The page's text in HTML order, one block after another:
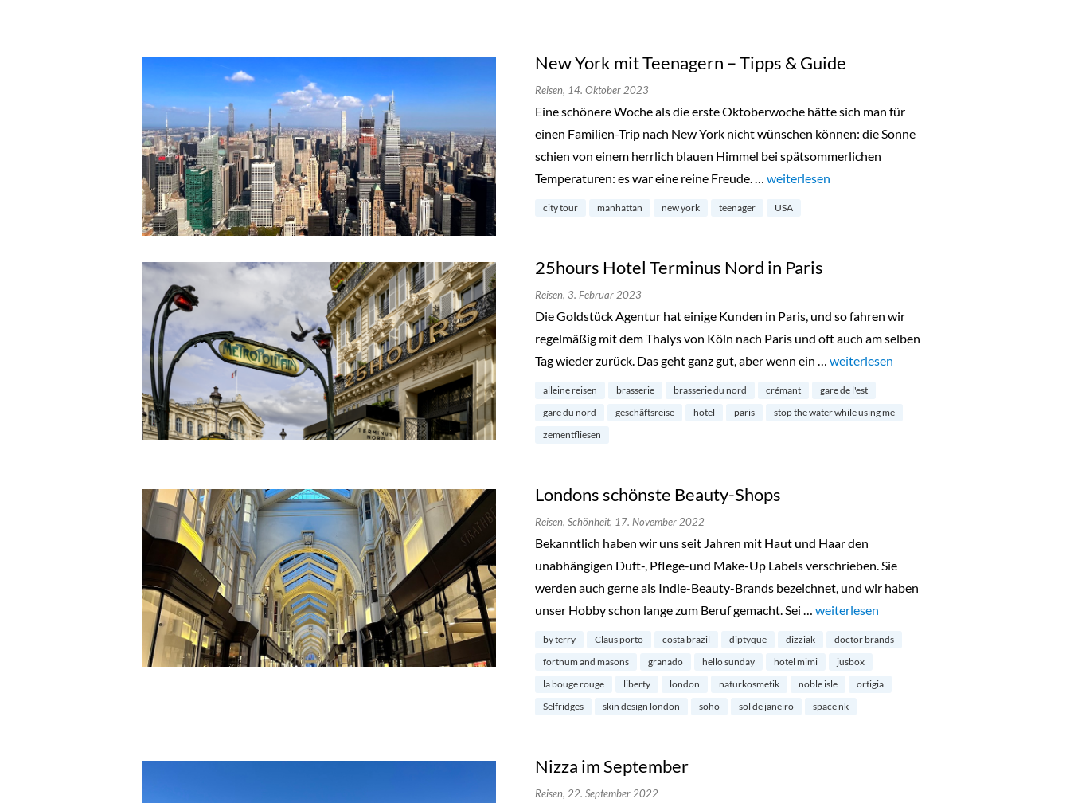
New York mit Teenagern – Tipps & Guide
Reisen, 14. Oktober 2023
Eine schönere Woche als die erste Oktoberwoche hätte sich man für
einen Familien-Trip nach New York nicht wünschen können: die Sonne
schien von einem herrlich blauen Himmel bei spätsommerlichen
Temperaturen: es war eine reine Freude. … „New York mit Teenagern – Tipps & Guide“
weiterlesen
city tour manhattan new york teenager USA
25hours Hotel Terminus Nord in Paris
Reisen, 3. Februar 2023
Die Goldstück Agentur hat einige Kunden in Paris, und so fahren wir
regelmäßig mit dem Thalys von Köln nach Paris und oft auch am selben
Tag wieder zurück. Das geht ganz gut, aber wenn ein … „25hours Hotel Terminus Nord in Paris“
weiterlesen
alleine reisen brasserie brasserie du nord crémant
gare de l'est
gare du nord
geschäftsreise hotel paris
stop the water while using me
zementfliesen
Londons schönste Beauty-Shops
Reisen, Schönheit, 17. November 2022
Bekanntlich haben wir uns seit Jahren mit Haut und Haar den
unabhängigen Duft-, Pflege-und Make-Up Labels verschrieben. Sie
werden auch gerne als Indie-Beauty-Brands bezeichnet, und wir haben
unser Hobby schon lange zum Beruf gemacht. Sei … „Londons schönste Beauty-Shops“
weiterlesen
by terry Claus porto costa brazil diptyque dizziak
doctor brands
fortnum and masons
granado hello sunday hotel mimi
jusbox
la bouge rouge
liberty london naturkosmetik noble isle
ortigia
Selfridges
skin design london soho sol de janeiro space nk
Nizza im September
Reisen, 22. September 2022